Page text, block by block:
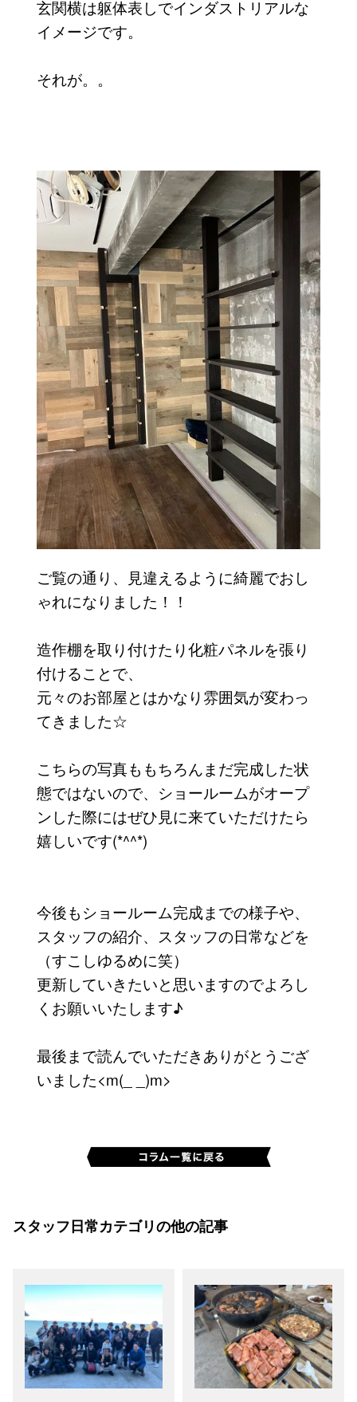
玄関横は躯体表しでインダストリアルな
イメージです。
それが。。
ご覧の通り、見違えるように綺麗でおし
ゃれになりました！！
造作棚を取り付けたり化粧パネルを張り
付けることで、
元々のお部屋とはかなり雰囲気が変わっ
てきました☆
こちらの写真ももちろんまだ完成した状
態ではないので、ショールームがオープ
ンした際にはぜひ見に来ていただけたら
嬉しいです(*^^*)
今後もショールーム完成までの様子や、
スタッフの紹介、スタッフの日常などを
（すこしゆるめに笑）
更新していきたいと思いますのでよろし
くお願いいたします♪
最後まで読んでいただきありがとうござ
いました<m(_ _)m>
スタッフ日常カテゴリの他の記事